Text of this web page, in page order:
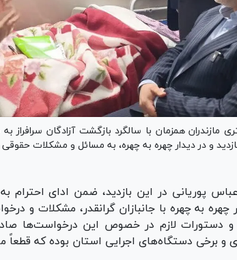
مازندران همزمان با سالگرد بازگشت آزادگان سرافراز
و در دیدار چهره به چهره، به مسائل و مشکلات
عباس پوریانی در این بازدید، ضمن ادای احترام به
چهره به چهره با جانبازان گرانقدر، مشکلات و
و دستورات لازم در خصوص این درخواست‌ها
و برخی دستگاه‌های اجرایی استان بوده که قطعاً